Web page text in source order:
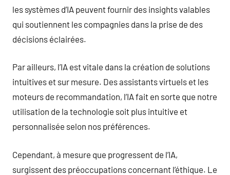
les systèmes d’IA peuvent fournir des insights valables
qui soutiennent les compagnies dans la prise de des
décisions éclairées.
Par ailleurs, l’IA est vitale dans la création de solutions
intuitives et sur mesure. Des assistants virtuels et les
moteurs de recommandation, l’IA fait en sorte que notre
utilisation de la technologie soit plus intuitive et
personnalisée selon nos préférences.
Cependant, à mesure que progressent de l’IA,
surgissent des préoccupations concernant l’éthique. Le